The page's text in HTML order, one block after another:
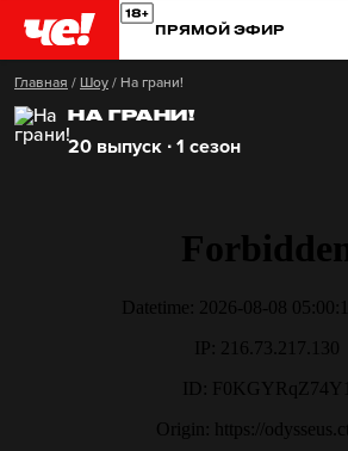
ПРЯМОЙ ЭФИР
Главная / Шоу / На грани!
НА ГРАНИ!
20 выпуск ∙ 1 сезон